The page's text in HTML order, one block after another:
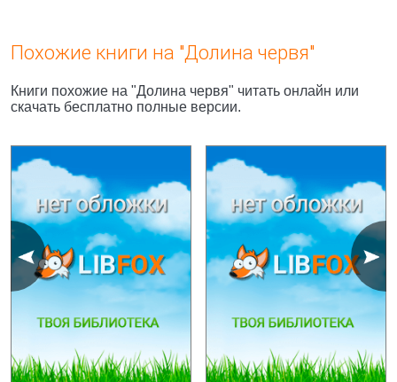
Похожие книги на "Долина червя"
Книги похожие на "Долина червя" читать онлайн или
скачать бесплатно полные версии.